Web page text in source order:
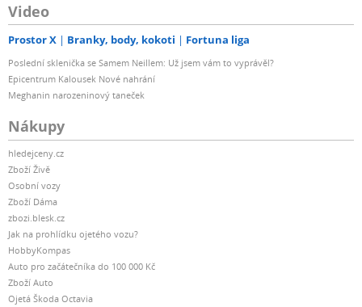
Video
Prostor X Branky, body, kokoti Fortuna liga
Poslední sklenička se Samem Neillem: Už jsem vám to vyprávěl?
Epicentrum Kalousek Nové nahrání
Meghanin narozeninový taneček
Nákupy
hledejceny.cz
Zboží Živě
Osobní vozy
Zboží Dáma
zbozi.blesk.cz
Jak na prohlídku ojetého vozu?
HobbyKompas
Auto pro začátečníka do 100 000 Kč
Zboží Auto
Ojetá Škoda Octavia